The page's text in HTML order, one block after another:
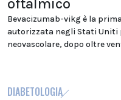
oftalmico
Bevacizumab-vikg è la
autorizzata negli Stati Uniti
neovascolare, dopo oltre
DIABETOLOGIA